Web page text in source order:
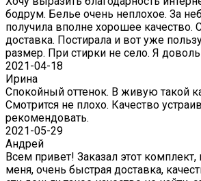
бодрум. Белье очень неплохое. За
получила вполне хорошее качество.
доставка. Постирала и вот уже
размер. При стирки не село. Я
2021-04-18
Ирина
Спокойный оттенок. В живую такой
Смотрится не плохо. Качество
рекомендовать.
2021-05-29
Андрей
Всем привет! Заказал этот
меня, очень быстрая доставка,